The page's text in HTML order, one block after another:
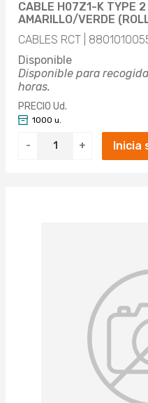
CABLE H07Z1-K TYPE
AMARILLO/VERDE
CABLES RCT |
Disponible
Disponible para
horas.
PRECIO Ud.
- +
1000 u.
Inicia